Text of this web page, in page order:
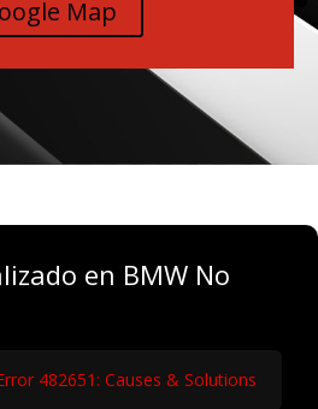
Map
en BMW No
482651: Causes & Solutions